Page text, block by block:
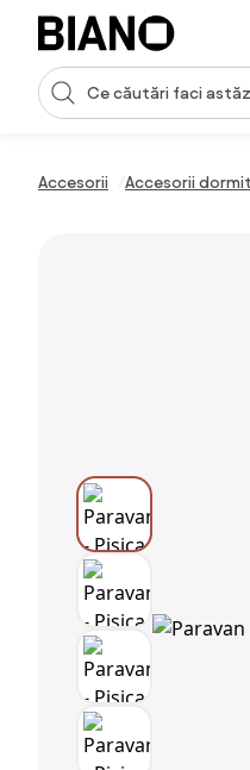
Sari peste navigare,
Introducerea căutării
Accesorii Accesorii